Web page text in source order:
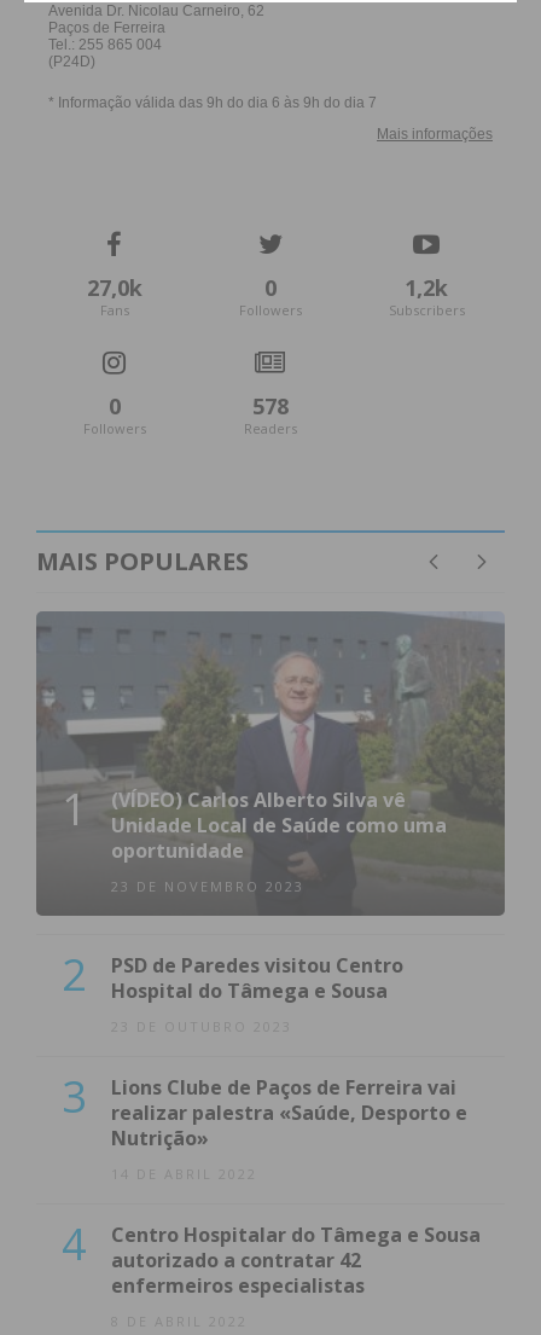
27,0k
Fans
0
Followers
1,2k
Subscribers
0
Followers
578
Readers
MAIS POPULARES
1
(VÍDEO) Carlos Alberto Silva vê
Unidade Local de Saúde como uma
oportunidade
23 DE NOVEMBRO 2023
2
PSD de Paredes visitou Centro
Hospital do Tâmega e Sousa
23 DE OUTUBRO 2023
3
Lions Clube de Paços de Ferreira vai
realizar palestra «Saúde, Desporto e
Nutrição»
14 DE ABRIL 2022
4
Centro Hospitalar do Tâmega e Sousa
autorizado a contratar 42
enfermeiros especialistas
8 DE ABRIL 2022